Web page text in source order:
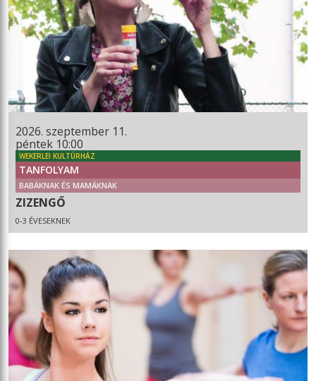
2026. szeptember 11.
péntek 10:00
WEKERLEI KULTÚRHÁZ
TANFOLYAM
BABÁKNAK ÉS MAMÁKNAK
ZIZENGŐ
0-3 ÉVESEKNEK